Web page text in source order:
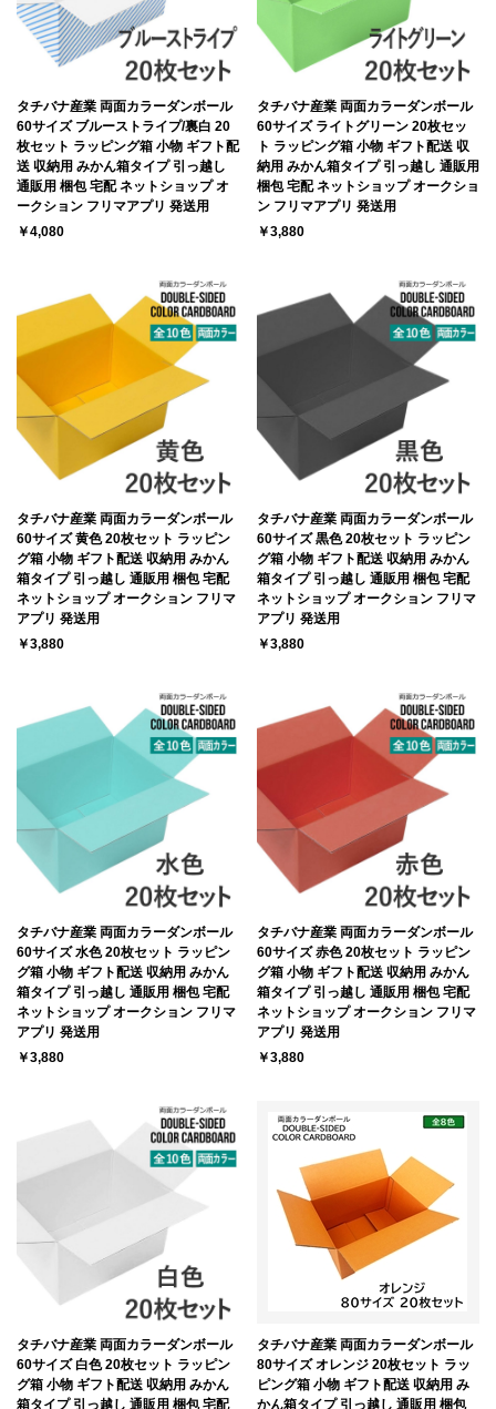
タチバナ産業 両面カラーダンボール
60サイズ ブルーストライプ/裏白 20
枚セット ラッピング箱 小物 ギフト配
送 収納用 みかん箱タイプ 引っ越し
通販用 梱包 宅配 ネットショップ オ
ークション フリマアプリ 発送用
￥4,080
タチバナ産業 両面カラーダンボール
60サイズ ライトグリーン 20枚セッ
ト ラッピング箱 小物 ギフト配送 収
納用 みかん箱タイプ 引っ越し 通販用
梱包 宅配 ネットショップ オークショ
ン フリマアプリ 発送用
￥3,880
タチバナ産業 両面カラーダンボール
60サイズ 黄色 20枚セット ラッピン
グ箱 小物 ギフト配送 収納用 みかん
箱タイプ 引っ越し 通販用 梱包 宅配
ネットショップ オークション フリマ
アプリ 発送用
￥3,880
タチバナ産業 両面カラーダンボール
60サイズ 黒色 20枚セット ラッピン
グ箱 小物 ギフト配送 収納用 みかん
箱タイプ 引っ越し 通販用 梱包 宅配
ネットショップ オークション フリマ
アプリ 発送用
￥3,880
タチバナ産業 両面カラーダンボール
60サイズ 水色 20枚セット ラッピン
グ箱 小物 ギフト配送 収納用 みかん
箱タイプ 引っ越し 通販用 梱包 宅配
ネットショップ オークション フリマ
アプリ 発送用
￥3,880
タチバナ産業 両面カラーダンボール
60サイズ 赤色 20枚セット ラッピン
グ箱 小物 ギフト配送 収納用 みかん
箱タイプ 引っ越し 通販用 梱包 宅配
ネットショップ オークション フリマ
アプリ 発送用
￥3,880
タチバナ産業 両面カラーダンボール
60サイズ 白色 20枚セット ラッピン
グ箱 小物 ギフト配送 収納用 みかん
箱タイプ 引っ越し 通販用 梱包 宅配
タチバナ産業 両面カラーダンボール
80サイズ オレンジ 20枚セット ラッ
ピング箱 小物 ギフト配送 収納用 み
かん箱タイプ 引っ越し 通販用 梱包